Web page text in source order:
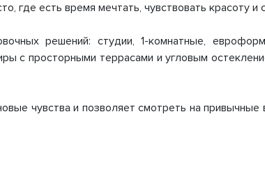
где есть время мечтать, чувствовать красоту и
решений: студии, 1-комнатные,
с просторными террасами и угловым
чувства и позволяет смотреть на